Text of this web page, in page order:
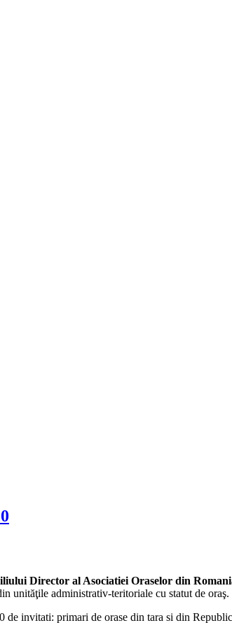
Director al Asociatiei Oraselor din
unităţile administrativ-teritoriale cu statut de oraş.
de invitati: primari de orase din tara si din